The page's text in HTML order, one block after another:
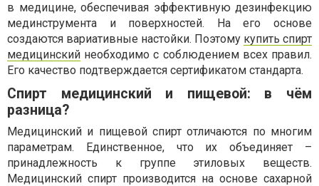
в медицине, обеспечивая эффективную дезинфекцию
мединструмента и поверхностей. На его основе
создаются вариативные настойки. Поэтому купить спирт
медицинский необходимо с соблюдением всех правил.
Его качество подтверждается сертификатом стандарта.
Спирт медицинский и пищевой: в чём
разница?
Медицинский и пищевой спирт отличаются по многим
параметрам. Единственное, что их объединяет –
принадлежность к группе этиловых веществ.
Медицинский спирт производится на основе сахарной